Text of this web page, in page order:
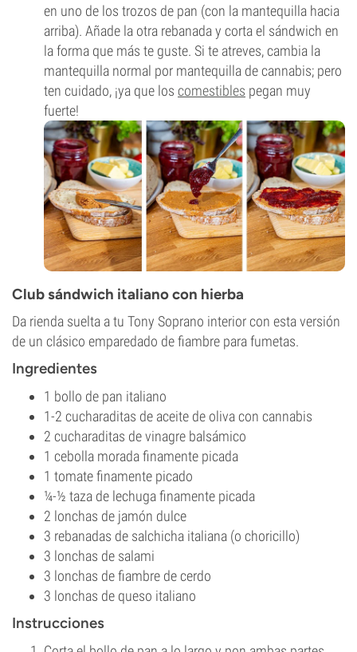
en uno de los trozos de pan (con la mantequilla hacia
arriba). Añade la otra rebanada y corta el sándwich en
la forma que más te guste. Si te atreves, cambia la
mantequilla normal por mantequilla de cannabis; pero
ten cuidado, ¡ya que los comestibles pegan muy
fuerte!
Club sándwich italiano con hierba
Da rienda suelta a tu Tony Soprano interior con esta versión
de un clásico emparedado de fiambre para fumetas.
Ingredientes
1 bollo de pan italiano
1-2 cucharaditas de aceite de oliva con cannabis
2 cucharaditas de vinagre balsámico
1 cebolla morada finamente picada
1 tomate finamente picado
¼-½ taza de lechuga finamente picada
2 lonchas de jamón dulce
3 rebanadas de salchicha italiana (o choricillo)
3 lonchas de salami
3 lonchas de fiambre de cerdo
3 lonchas de queso italiano
Instrucciones